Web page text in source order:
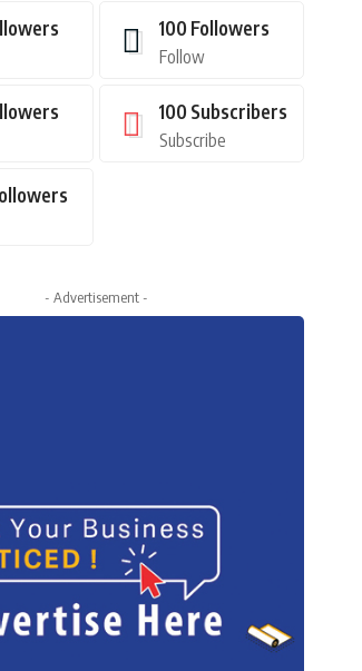
100 Followers
Follow
100 Subscribers
Subscribe
- Advertisement -